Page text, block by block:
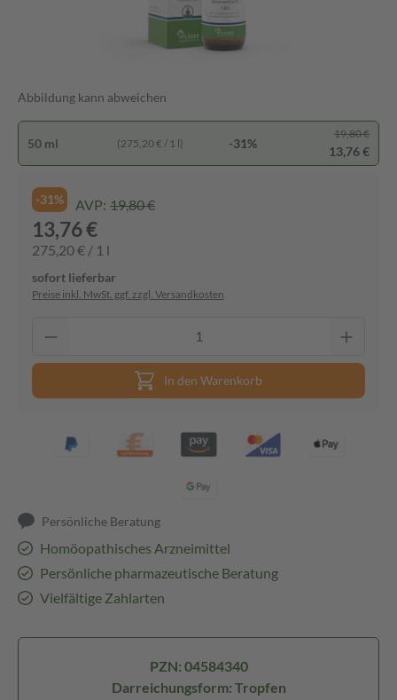
Abbildung kann abweichen
50 ml (275,20 € / 1 l) -31%
19,80 €
13,76 €
-31% AVP: 19,80 €
13,76 €
275,20 € / 1 l
sofort lieferbar
Preise inkl. MwSt. ggf. zzgl. Versandkosten
In den Warenkorb
Persönliche Beratung
Homöopathisches Arzneimittel
Persönliche pharmazeutische Beratung
Vielfältige Zahlarten
PZN: 04584340
Darreichungsform: Tropfen